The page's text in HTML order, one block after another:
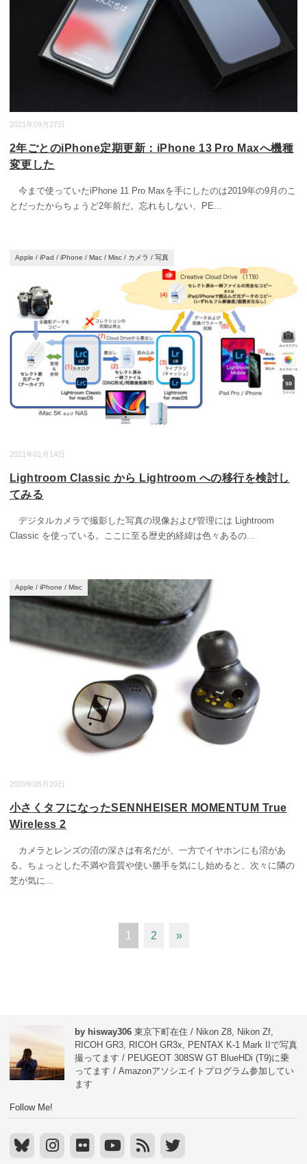
2021年09月27日
2年ごとのiPhone定期更新：iPhone 13 Pro Maxへ機種
変更した
今まで使っていたiPhone 11 Pro Maxを手にしたのは2019年の9月のこ
とだったからちょうど2年前だ。忘れもしない、PE...
2021年01月14日
Apple / iPad / iPhone / Mac / Misc / カメラ / 写真
Lightroom Classic から Lightroom への移行を検討し
てみる
デジタルカメラで撮影した写真の現像および管理には Lightroom
Classic を使っている。ここに至る歴史的経緯は色々あるの...
2020年05月20日
Apple / iPhone / Misc
小さくタフになったSENNHEISER MOMENTUM True
Wireless 2
カメラとレンズの沼の深さは有名だが、一方でイヤホンにも沼があ
る。ちょっとした不満や音質や使い勝手を気にし始めると、次々に隣の
芝が気に...
1 2 »
by hisway306 東京下町在住 / Nikon Z8, Nikon Zf,
RICOH GR3, RICOH GR3x, PENTAX K-1 Mark IIで写真
撮ってます / PEUGEOT 308SW GT BlueHDi (T9)に乗
ってます / Amazonアソシエイトプログラム参加してい
ます
Follow Me!